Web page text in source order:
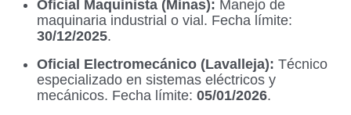
Oficial Maquinista (Minas): Manejo de
maquinaria industrial o vial. Fecha límite:
30/12/2025.
Oficial Electromecánico (Lavalleja): Técnico
especializado en sistemas eléctricos y
mecánicos. Fecha límite: 05/01/2026.